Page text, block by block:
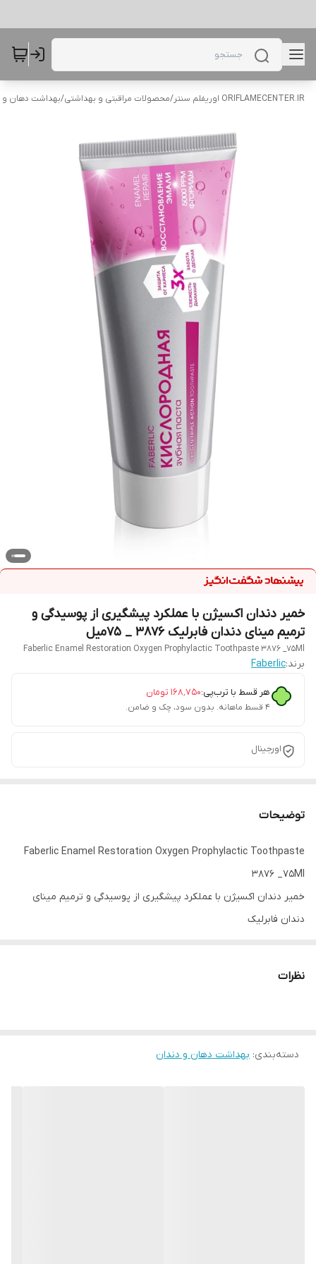
ORIFLAMECENTER.IR اوریفلم سنتر /محصولات مراقبتی و بهداشتی/بهداشت دهان و
خمیر دندان اکسیژن با عملکرد پیشگیری از پوسیدگی و
ترمیم مینای دندان فابرلیک 3876 _ 75میل
Faberlic Enamel Restoration Oxygen Prophylactic Toothpaste 3876 _75Ml
برند:Faberlic
هر قسط با ترب‌پی:۱۶۸٬۷۵۰ تومان
۴ قسط ماهانه. بدون سود، چک و ضامن.
اورجینال
توضیحات
Faberlic Enamel Restoration Oxygen Prophylactic Toothpaste
3876 _75Ml
خمیر دندان اکسیژن با عملکرد پیشگیری از پوسیدگی و ترمیم مینای
دندان فابرلیک
خمیردندان مینای دندان را تقویت کرده و پیشگیری از پوسیدگی را
نظرات
دسته‌بندی: بهداشت دهان و دندان